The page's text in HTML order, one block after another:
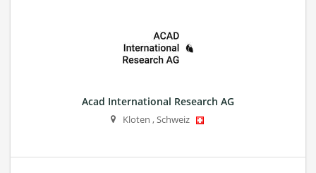
Acad International Research AG
Kloten ,Schweiz